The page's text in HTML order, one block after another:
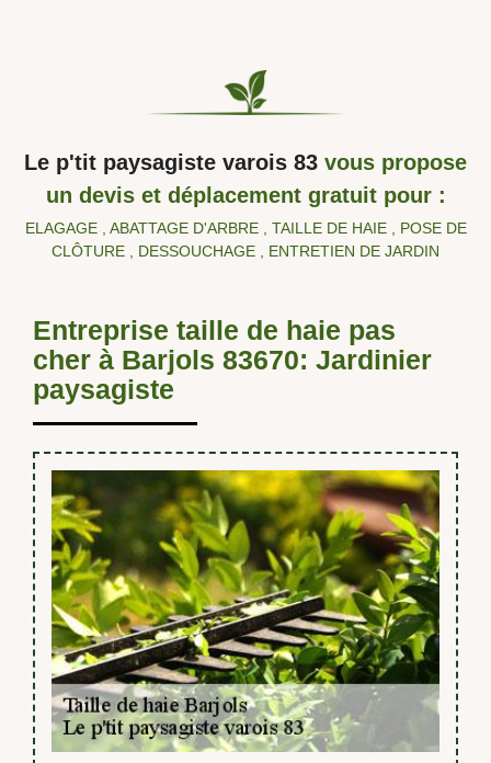
Le p'tit paysagiste varois 83 vous propose
un devis et déplacement gratuit pour :
ELAGAGE , ABATTAGE D'ARBRE , TAILLE DE HAIE , POSE DE
CLÔTURE , DESSOUCHAGE , ENTRETIEN DE JARDIN
Entreprise taille de haie pas
cher à Barjols 83670: Jardinier
paysagiste